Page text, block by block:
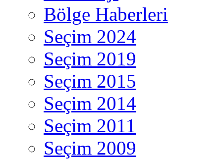
Bölge Haberleri
Seçim 2024
Seçim 2019
Seçim 2015
Seçim 2014
Seçim 2011
Seçim 2009